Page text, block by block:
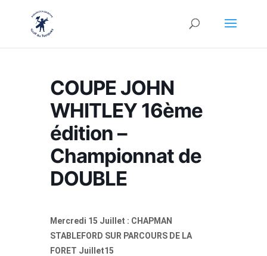
COUPE JOHN
WHITLEY 16ème
édition –
Championnat de
DOUBLE
Mercredi 15 Juillet : CHAPMAN
STABLEFORD SUR PARCOURS DE LA
FORET Juillet15